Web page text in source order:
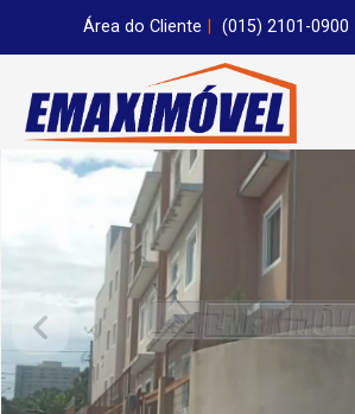
Área do Cliente (015) 2101-0900